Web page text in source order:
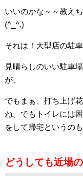
いいのかな～～教え
(^_^.)
それは！大型店の駐
見晴らしのいい駐車
が、
でもまぁ、打ち上げ
ね。でもトイレには
をして帰宅というの
どうしても近場